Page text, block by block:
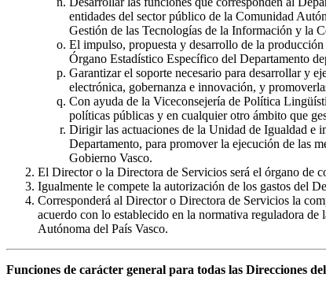
entidades del sector público de la Comunidad
Gestión de las Tecnologías de la Información y la
El impulso, propuesta y desarrollo de la
Órgano Estadístico Específico del Departamento
Garantizar el soporte necesario para desarrollar y
electrónica, gobernanza e innovación, y
Con ayuda de la Viceconsejería de Política
políticas públicas y en cualquier otro ámbito que
Dirigir las actuaciones de la Unidad de Igualdad e
Departamento, para promover la ejecución de las
Gobierno Vasco.
El Director o la Directora de Servicios será el órgano de
Igualmente le compete la autorización de los gastos del
Corresponderá al Director o Directora de Servicios la
acuerdo con lo establecido en la normativa reguladora
Autónoma del País Vasco.
Funciones de carácter general para todas las Direcciones